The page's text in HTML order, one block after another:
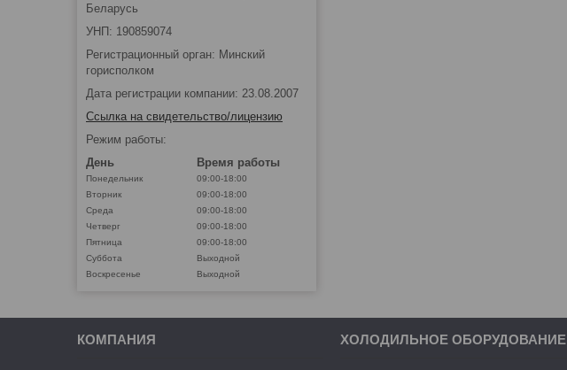
Беларусь
УНП: 190859074
Регистрационный орган: Минский
горисполком
Дата регистрации компании: 23.08.2007
Ссылка на свидетельство/лицензию
Режим работы:
День
Время работы
Понедельник
09:00-18:00
Вторник
09:00-18:00
Среда
09:00-18:00
Четверг
09:00-18:00
Пятница
09:00-18:00
Суббота
Выходной
Воскресенье
Выходной
КОМПАНИЯ ХОЛОДИЛЬНОЕ ОБОРУДОВАНИЕ